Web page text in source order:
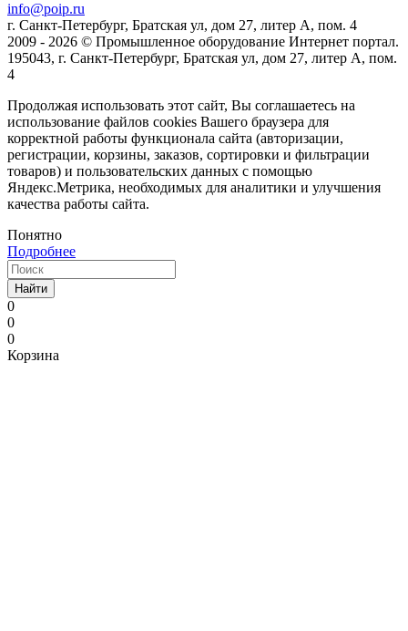
info@poip.ru
г. Санкт-Петербург, Братская ул, дом 27, литер А, пом. 4
2009 - 2026 © Промышленное оборудование Интернет портал.
195043, г. Санкт-Петербург, Братская ул, дом 27, литер А, пом.
4
Продолжая использовать этот сайт, Вы соглашаетесь на
использование файлов cookies Вашего браузера для
корректной работы функционала сайта (авторизации,
регистрации, корзины, заказов, сортировки и фильтрации
товаров) и пользовательских данных с помощью
Яндекс.Метрика, необходимых для аналитики и улучшения
качества работы сайта.
Понятно
Подробнее
Найти
0
0
0
Корзина